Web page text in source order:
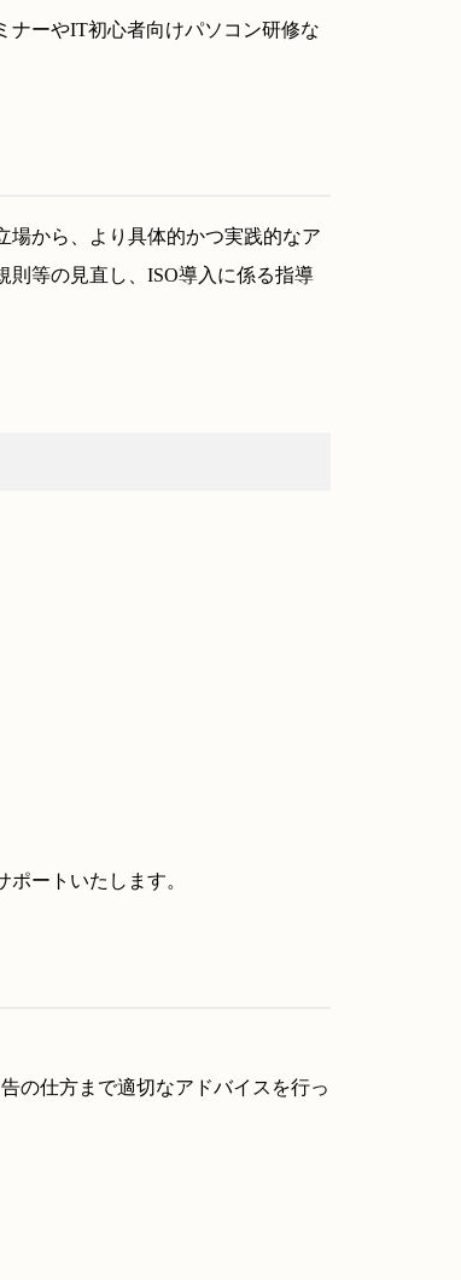
ナーやIT初心者向けパソコン研修な
場から、より具体的かつ実践的なア
則等の見直し、ISO導入に係る指導
ートいたします。
の仕方まで適切なアドバイスを行っ